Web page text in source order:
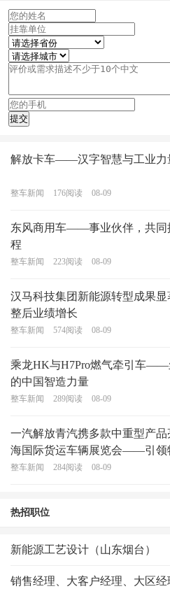
解放卡车——汉字智慧与工业力
整车新闻 176阅读 08-09
东风商用车——事业伙伴，共同
程
整车新闻 223阅读 08-09
汉马科技集团新能源转型成果显
整后业绩增长
整车新闻 574阅读 08-09
乘龙HK与H7Pro燃气牵引车——
的中国智造力量
整车新闻 289阅读 08-09
一汽解放青汽携多款中重型产品
海国际货运车辆展览会——引领
色转型
整车新闻 284阅读 08-09
热招职位
新能源工艺设计（山东烟台）
销售经理、大客户经理、大区